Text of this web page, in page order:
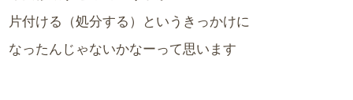
片付ける（処分する）というきっかけに
なったんじゃないかなーって思います